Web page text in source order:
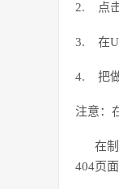
2. 点
3. 在
4. 把
注意：
在
404页